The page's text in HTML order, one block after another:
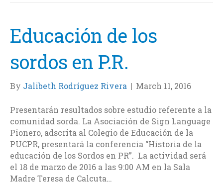
o r I
Educación de los
sordos en P.R.
By Jalibeth Rodríguez Rivera | March 11, 2016
Presentarán resultados sobre estudio referente a la
comunidad sorda. La Asociación de Sign Language
Pionero, adscrita al Colegio de Educación de la
PUCPR, presentará la conferencia “Historia de la
educación de los Sordos en PR”. La actividad será
el 18 de marzo de 2016 a las 9:00 AM en la Sala
Madre Teresa de Calcuta…